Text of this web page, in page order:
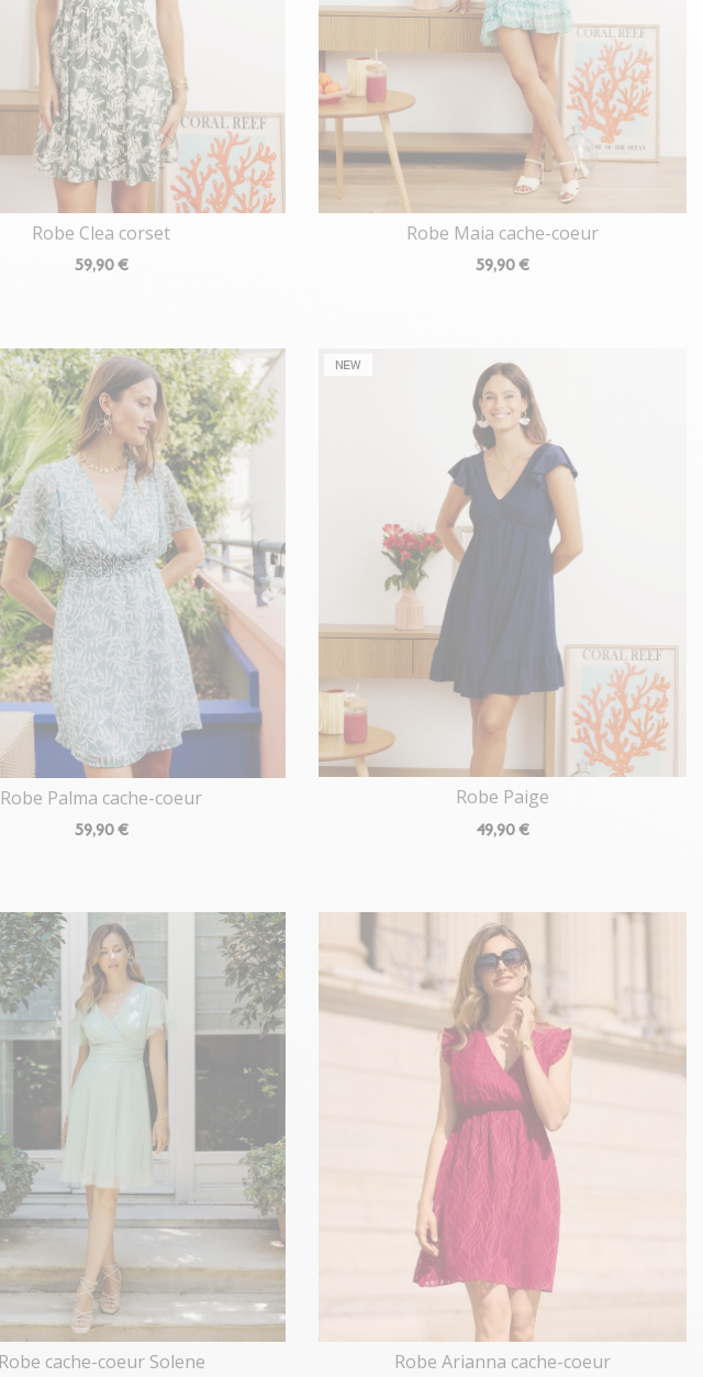
Robe Clea corset
59,90 €
Robe Maia cache-coeur
59,90 €
Robe Palma cache-coeur
59,90 €
Robe Paige
49,90 €
Robe cache-coeur Solene Robe Arianna cache-coeur